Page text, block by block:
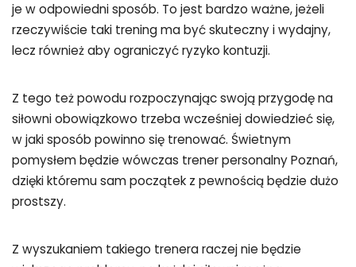
je w odpowiedni sposób. To jest bardzo ważne, jeżeli
rzeczywiście taki trening ma być skuteczny i wydajny,
lecz również aby ograniczyć ryzyko kontuzji.
Z tego też powodu rozpoczynając swoją przygodę na
siłowni obowiązkowo trzeba wcześniej dowiedzieć się,
w jaki sposób powinno się trenować. Świetnym
pomysłem będzie wówczas trener personalny Poznań,
dzięki któremu sam początek z pewnością będzie dużo
prostszy.
Z wyszukaniem takiego trenera raczej nie będzie